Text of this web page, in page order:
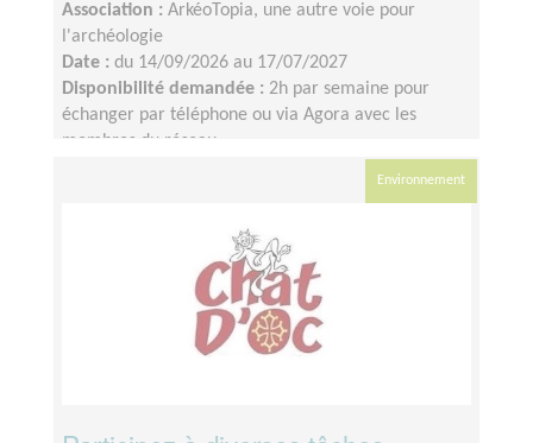
Association : ArkéoTopia, une autre voie pour
l'archéologie
Date : du 14/09/2026 au 17/07/2027
Disponibilité demandée : 2h par semaine pour
échanger par téléphone ou via Agora avec les
membres du réseau
Environnement